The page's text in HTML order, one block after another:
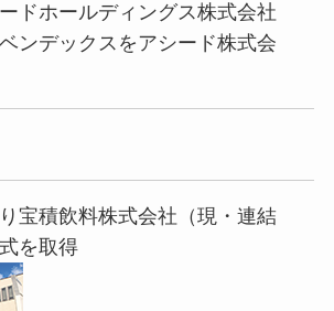
ドホールディングス株式会社
ンデックスをアシード株式会
宝積飲料株式会社（現・連結
を取得